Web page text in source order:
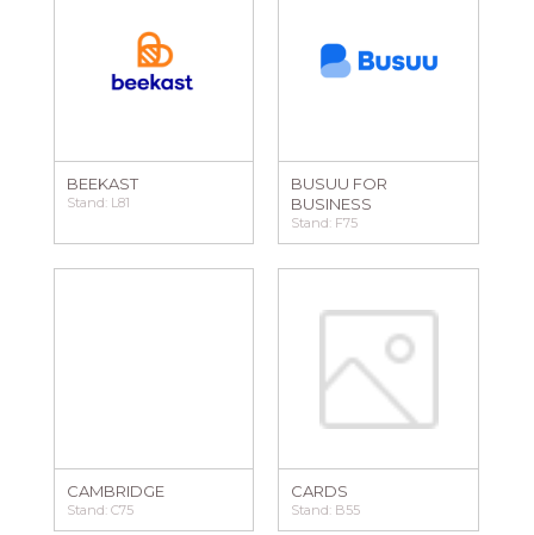
BEEKAST
Stand: L81
BUSUU FOR
BUSINESS
Stand: F75
CAMBRIDGE
Stand: C75
CARDS
Stand: B55